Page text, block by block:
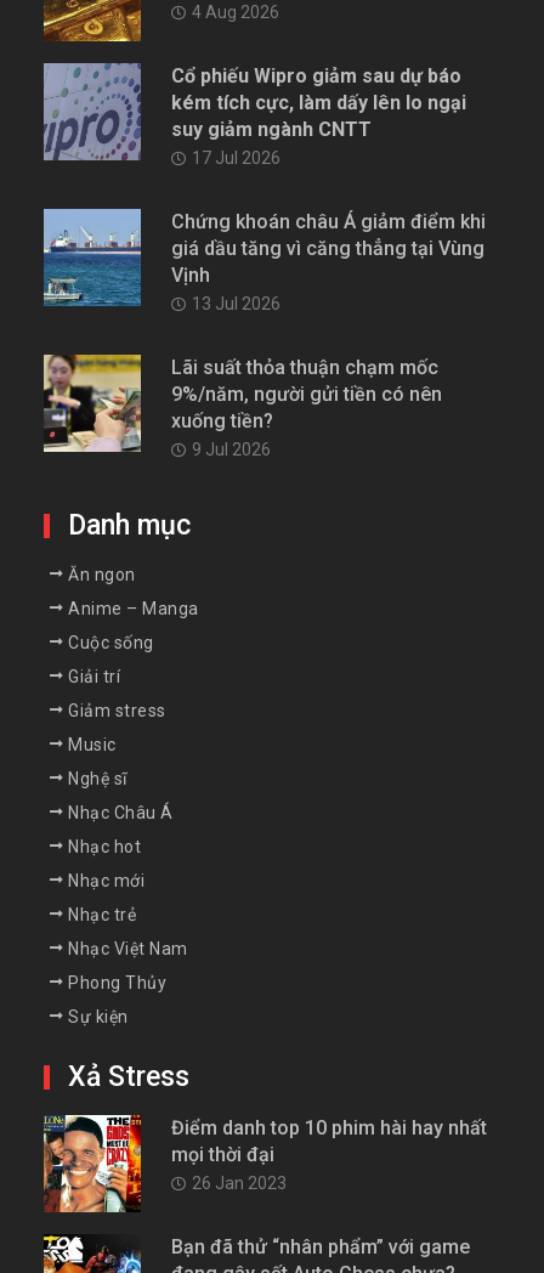
4 Aug 2026
Cổ phiếu Wipro giảm sau dự báo
kém tích cực, làm dấy lên lo ngại
suy giảm ngành CNTT
17 Jul 2026
Chứng khoán châu Á giảm điểm khi
giá dầu tăng vì căng thẳng tại Vùng
Vịnh
13 Jul 2026
Lãi suất thỏa thuận chạm mốc
9%/năm, người gửi tiền có nên
xuống tiền?
9 Jul 2026
Danh mục
Ăn ngon
Anime – Manga
Cuộc sống
Giải trí
Giảm stress
Music
Nghệ sĩ
Nhạc Châu Á
Nhạc hot
Nhạc mới
Nhạc trẻ
Nhạc Việt Nam
Phong Thủy
Sự kiện
Xả Stress
Điểm danh top 10 phim hài hay nhất
mọi thời đại
26 Jan 2023
Bạn đã thử “nhân phẩm” với game